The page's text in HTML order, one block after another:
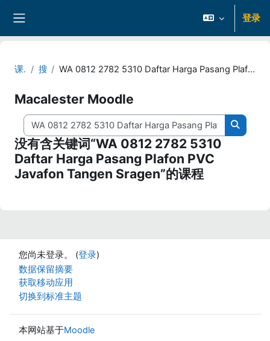
登录
课程 搜索 WA 0812 2782 5310 Daftar Harga Pasang Plafon PVC Javafon Tangen Sragen
Macalester Moodle
搜索课程
搜索课
没有含关键词“WA 0812 2782 5310
Daftar Harga Pasang Plafon PVC
Javafon Tangen Sragen”的课程
您尚未登录。 (登录)
‎数据保留摘要‎
获取移动应用
切换到标准主题
本网站基于Moodle